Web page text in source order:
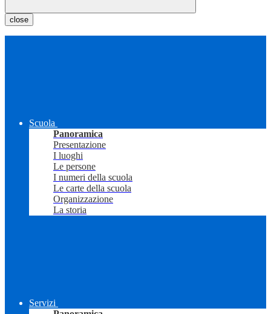
close
Scuola
Panoramica
Presentazione
I luoghi
Le persone
I numeri della scuola
Le carte della scuola
Organizzazione
La storia
Servizi